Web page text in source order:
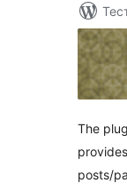
The
posts/